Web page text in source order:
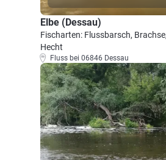
Elbe (Dessau)
Fischarten: Flussbarsch,
Hecht
Fluss bei 06846 Dessau